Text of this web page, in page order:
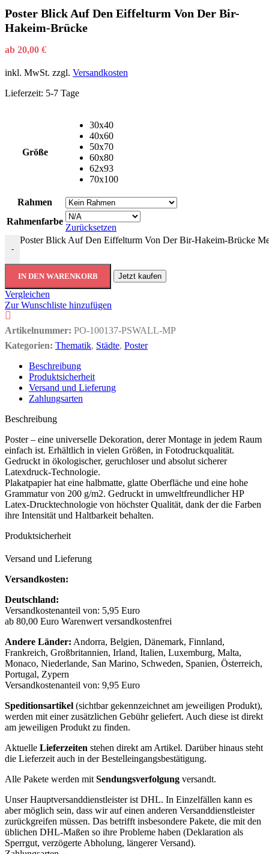
Poster Blick Auf Den Eiffelturm Von Der Bir-
Hakeim-Brücke
ab 20,00 €
inkl. MwSt. zzgl. Versandkosten
Lieferzeit: 5-7 Tage
Größe
30x40
40x60
50x70
60x80
62x93
70x100
Rahmen
Rahmenfarbe
Zurücksetzen
-
Poster Blick Auf Den Eiffelturm Von Der Bir-Hakeim-Brücke
IN DEN WARENKORB Jetzt kaufen
Vergleichen
Zur Wunschliste hinzufügen
Artikelnummer: PO-100137-PSWALL-MP
Kategorien: Thematik, Städte, Poster
Beschreibung
Produktsicherheit
Versand und Lieferung
Zahlungsarten
Beschreibung
Poster – eine universelle Dekoration, derer Montage in jedem Raum
einfach ist. Erhältlich in vielen Größen, in Fotodruckqualität.
Gedruckt in ökologischer, geruchloser und absolut sicherer
Latexdruck-Technologie.
Plakatpapier hat eine halbmatte, glatte Oberfläche und eine hohe
Grammatur von 200 g/m2. Gedruckt in umweltfreundlicher HP
Latex-Drucktechnologie von höchster Qualität, dank der die Farben
ihre Intensität und Haltbarkeit behalten.
Produktsicherheit
Versand und Lieferung
Versandkosten:
Deutschland:
Versandkostenanteil von: 5,95 Euro
ab 80,00 Euro Warenwert versandkostenfrei
Andere Länder: Andorra, Belgien, Dänemark, Finnland,
Frankreich, Großbritannien, Irland, Italien, Luxemburg, Malta,
Monaco, Niederlande, San Marino, Schweden, Spanien, Österreich,
Portugal, Zypern
Versandkostenanteil von: 9,95 Euro
Speditionsartikel (sichtbar gekennzeichnet am jeweiligen Produkt),
werden mit einer zusätzlichen Gebühr geliefert. Auch diese ist direkt
am jeweiligen Produkt zu finden.
Aktuelle Lieferzeiten stehen direkt am Artikel. Darüber hinaus steht
die Lieferzeit auch in der Bestelleingangsbestätigung.
Alle Pakete werden mit Sendungsverfolgung versandt.
Unser Hauptversanddienstleister ist DHL. In Einzelfällen kann es
aber möglich sein, dass wir auf einen anderen Versanddienstleister
zurückgreifen müssen. Das betrifft insbesondere Pakete, die mit den
üblichen DHL-Maßen so ihre Probleme haben (Deklaration als
Sperrgut, verzögerte Abholung, längerer Versand).